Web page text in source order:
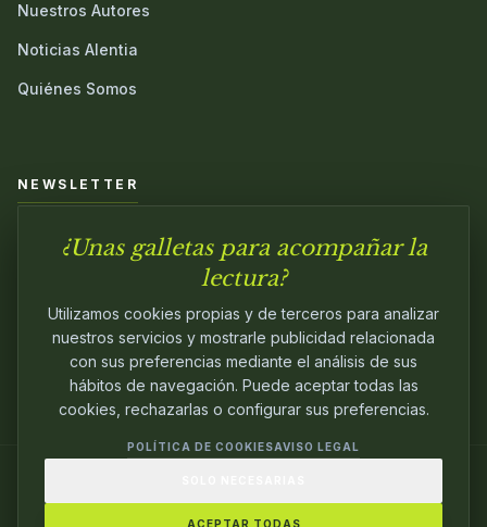
Nuestros Autores
Noticias Alentia
Quiénes Somos
NEWSLETTER
Únete a nuestra comunidad y sé el primero en conocer las
PASIÓN.
¿Unas galletas para acompañar la
lectura?
Utilizamos cookies propias y de terceros para analizar
nuestros servicios y mostrarle publicidad relacionada
con sus preferencias mediante el análisis de sus
hábitos de navegación. Puede aceptar todas las
cookies, rechazarlas o configurar sus preferencias.
POLÍTICA DE COOKIESAVISO LEGAL
ACEPTAR TODAS